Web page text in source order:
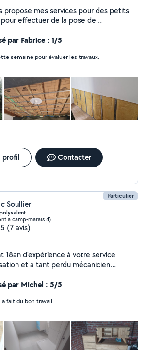
propose mes services pour des petits
effectuer de la pose de
etc. -Je dispose d'une remorque -Je
également dans la destruction de
asiatiques, fourmis. A
par Fabrice : 1/5
semaine pour évaluer les travaux.
profil Contacter
Particulier
Soullier
a camp-marais 4)
(7 avis)
18an d'expérience à votre service
et a tant perdu mécanicien
par Michel : 5/5
a fait du bon travail